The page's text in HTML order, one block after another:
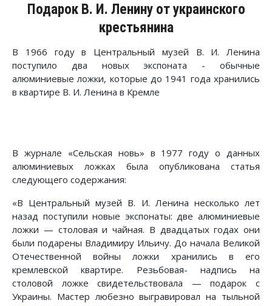
Подарок В. И. Ленину от украинского
крестьянина
В 1966 году в Центральный музей В. И. Ленина
поступило два новых экспоната - обычные
алюминиевые ложки, которые до 1941 года хранились
в квартире В. И. Ленина в Кремле
В журнале «Сельская новь» в 1977 году о данных
алюминиевых ложках была опубликована статья
следующего содержания:
«В Центральный музей В. И. Ленина несколько лет
назад поступили новые экспонаты: две алюминиевые
ложки — столовая и чайная. В двадцатых годах они
были подарены Владимиру Ильичу. До начала Великой
Отечественной войны ложки хранились в его
кремлевской квартире. Резьбовая- надпись на
столовой ложке свидетельствовала — подарок с
Украины. Мастер любезно выгравировал на тыльной